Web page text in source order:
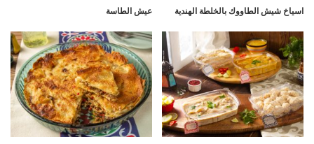
اسياخ شيش الطاووك بالخلطة الهندية عيش الطاسة